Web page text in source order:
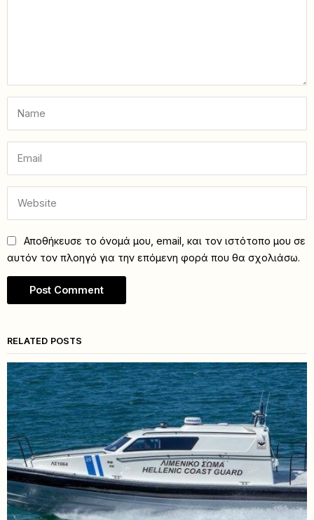
Αποθήκευσε το όνομά μου, email, και τον ιστότοπο μου σε
αυτόν τον πλοηγό για την επόμενη φορά που θα σχολιάσω.
RELATED POSTS